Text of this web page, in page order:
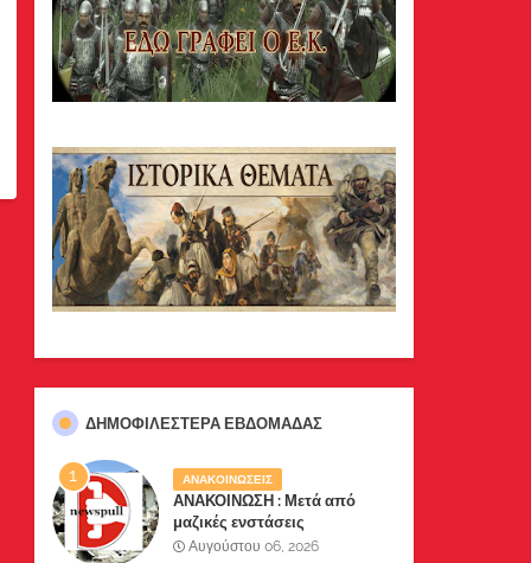
ΔΗΜΟΦΙΛΈΣΤΕΡΑ ΕΒΔΟΜΆΔΑΣ
ΑΝΑΚΟΙΝΩΣΕΙΣ
ΑΝΑΚΟΙΝΩΣΗ : Μετά από
μαζικές ενστάσεις
αναγνωστών μας, το site μας
Αυγούστου 06, 2026